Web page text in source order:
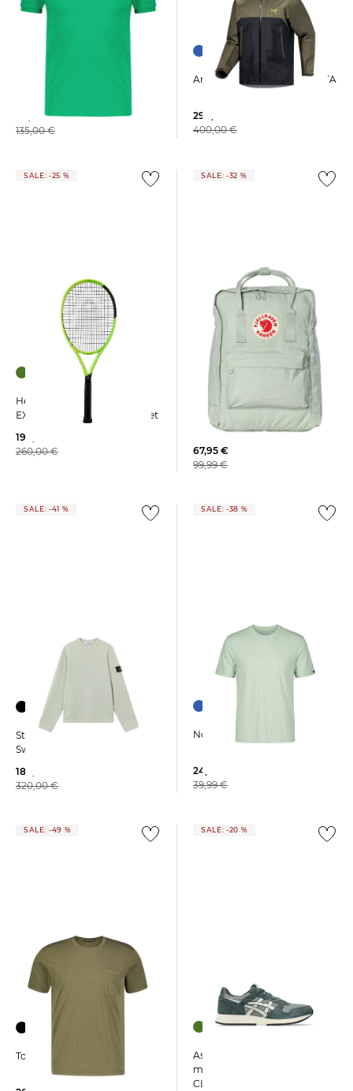
69,15 €
135,00 €
Arcteryx | Herren Jacke BETA
299,95 €
400,00 €
SALE: -25 %
Head | Tennisschläger
EXTREME MP 2026 unbesaitet
194,95 €
260,00 €
SALE: -32 %
FJÄLLRÄVEN |
Tagesrucksack KANKEN MINT
GREEN
67,95 €
99,99 €
SALE: -41 %
Stone Island | Herren
Sweatshirt
189,99 €
320,00 €
SALE: -38 %
24,99 €
39,99 €
SALE: -49 % SALE: -20 %
Asics SportStyle | Sneaker
mit Veloursleder LYTE
CLASSIC